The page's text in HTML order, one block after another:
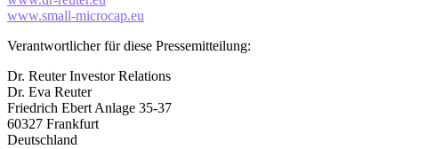
www.small-microcap.eu
Verantwortlicher für diese Pressemitteilung:
Dr. Reuter Investor Relations
Dr. Eva Reuter
Friedrich Ebert Anlage 35-37
60327 Frankfurt
Deutschland